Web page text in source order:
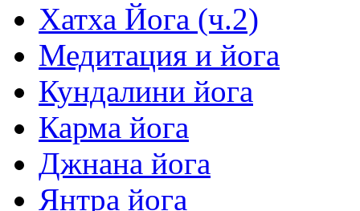
Хатха Йога (ч.2)
Медитация и йога
Кундалини йога
Карма йога
Джнана йога
Янтра йога